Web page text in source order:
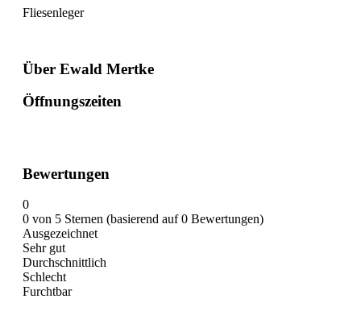
Fliesenleger
Über Ewald Mertke
Öffnungszeiten
Bewertungen
0
0 von 5 Sternen (basierend auf 0 Bewertungen)
Ausgezeichnet
Sehr gut
Durchschnittlich
Schlecht
Furchtbar